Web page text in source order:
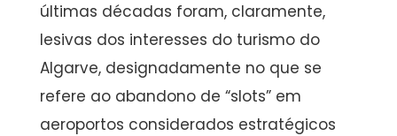
últimas décadas foram, claramente,
lesivas dos interesses do turismo do
Algarve, designadamente no que se
refere ao abandono de “slots” em
aeroportos considerados estratégicos